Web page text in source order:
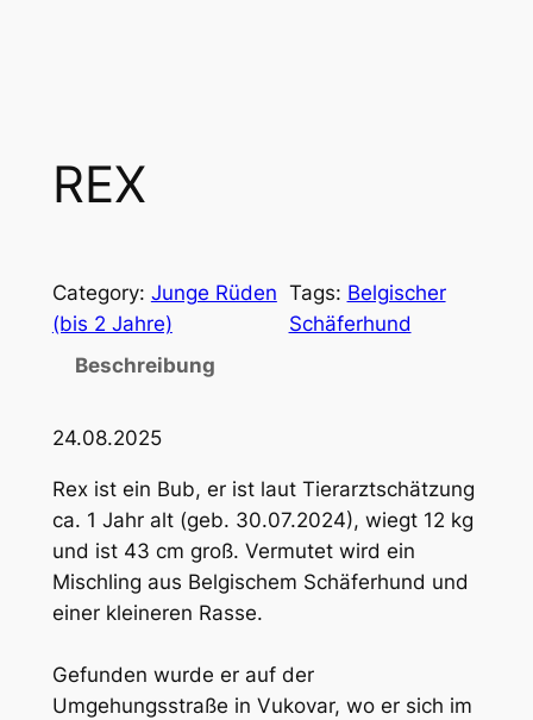
REX
Category: Junge Rüden
(bis 2 Jahre)
Tags: Belgischer
Schäferhund
Beschreibung
24.08.2025
Rex ist ein Bub, er ist laut Tierarztschätzung
ca. 1 Jahr alt (geb. 30.07.2024), wiegt 12 kg
und ist 43 cm groß. Vermutet wird ein
Mischling aus Belgischem Schäferhund und
einer kleineren Rasse.
Gefunden wurde er auf der
Umgehungsstraße in Vukovar, wo er sich im